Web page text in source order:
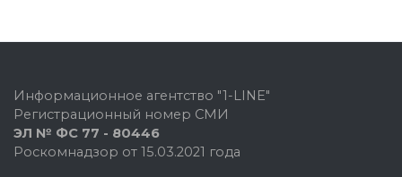
Информационное агентство "1-LINE"
Регистрационный номер СМИ
ЭЛ № ФС 77 - 80446
Роскомнадзор от 15.03.2021 года